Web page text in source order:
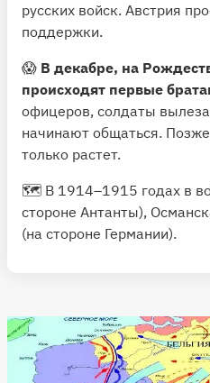
русских войск. Австрия
поддержки.
😱 В декабре, на
происходят первые
офицеров, солдаты
начинают общаться.
только растет.
🗺 В 1914–1915 годах в
стороне Антанты),
(на стороне Германии).